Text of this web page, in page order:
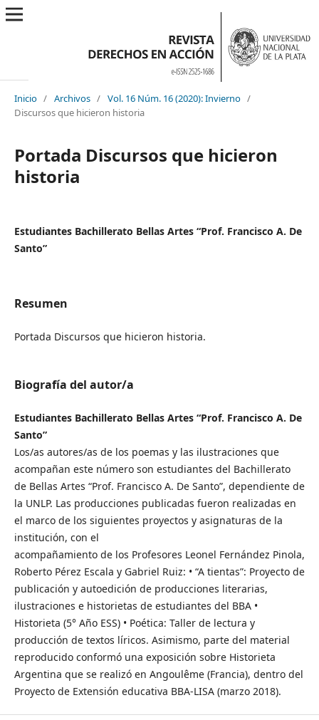
Inicio / Archivos / Vol. 16 Núm. 16 (2020): Invierno /
Discursos que hicieron historia
Portada Discursos que hicieron
historia
Estudiantes Bachillerato Bellas Artes “Prof. Francisco A. De
Santo”
Resumen
Portada Discursos que hicieron historia.
Biografía del autor/a
Estudiantes Bachillerato Bellas Artes “Prof. Francisco A. De
Santo”
Los/as autores/as de los poemas y las ilustraciones que
acompañan este número son estudiantes del Bachillerato
de Bellas Artes “Prof. Francisco A. De Santo”, dependiente de
la UNLP. Las producciones publicadas fueron realizadas en
el marco de los siguientes proyectos y asignaturas de la
institución, con el
acompañamiento de los Profesores Leonel Fernández Pinola,
Roberto Pérez Escala y Gabriel Ruiz: • “A tientas”: Proyecto de
publicación y autoedición de producciones literarias,
ilustraciones e historietas de estudiantes del BBA •
Historieta (5° Año ESS) • Poética: Taller de lectura y
producción de textos líricos. Asimismo, parte del material
reproducido conformó una exposición sobre Historieta
Argentina que se realizó en Angoulême (Francia), dentro del
Proyecto de Extensión educativa BBA-LISA (marzo 2018).